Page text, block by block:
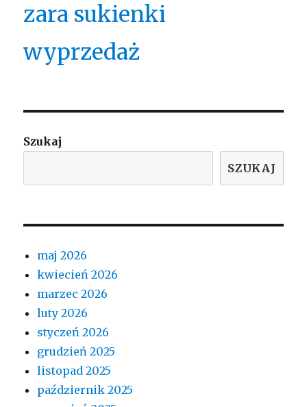
zara sukienki
wyprzedaż
Szukaj
SZUKAJ
maj 2026
kwiecień 2026
marzec 2026
luty 2026
styczeń 2026
grudzień 2025
listopad 2025
październik 2025